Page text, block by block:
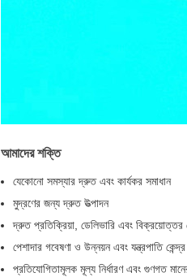
আমাদের শক্তি
যেকোনো সমস্যার দ্রুত এবং কার্যকর সমাধান
মুদ্রণের জন্য দ্রুত উত্পাদন
দ্রুত প্রতিক্রিয়া, ডেলিভারি এবং বিক্রয়োত্তর
পেশাদার গবেষণা ও উন্নয়ন এবং যন্ত্রপাতি কেন্দ্র
প্রতিযোগিতামূলক মূল্য নির্ধারণ এবং গুণগত